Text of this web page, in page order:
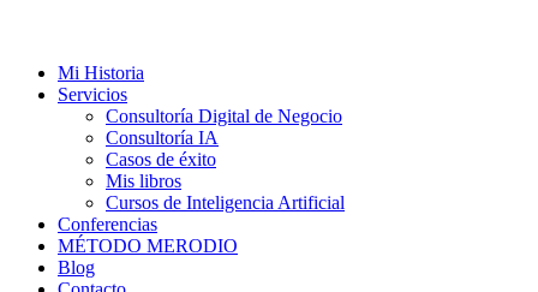
Mi Historia
Servicios
Consultoría Digital de Negocio
Consultoría IA
Casos de éxito
Mis libros
Cursos de Inteligencia Artificial
Conferencias
MÉTODO MERODIO
Blog